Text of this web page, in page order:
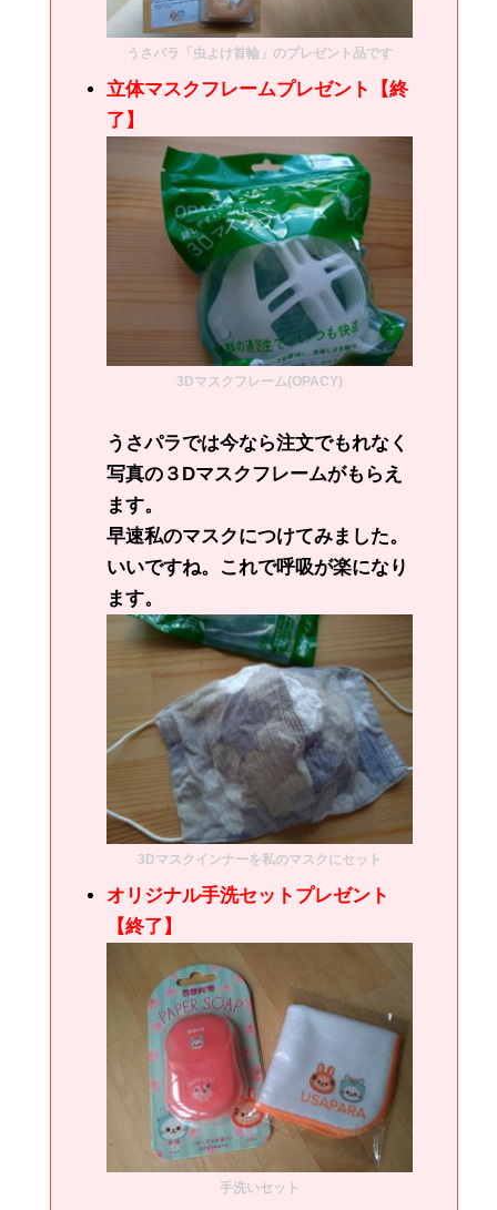
うさパラ「虫よけ首輪」のプレゼント品です
立体マスクフレームプレゼント【終
了】
3Dマスクフレーム(OPACY)
うさパラでは今なら注文でもれなく
写真の３Dマスクフレームがもらえ
ます。
早速私のマスクにつけてみました。
いいですね。これで呼吸が楽になり
ます。
3Dマスクインナーを私のマスクにセット
オリジナル手洗セットプレゼント
【終了】
手洗いセット